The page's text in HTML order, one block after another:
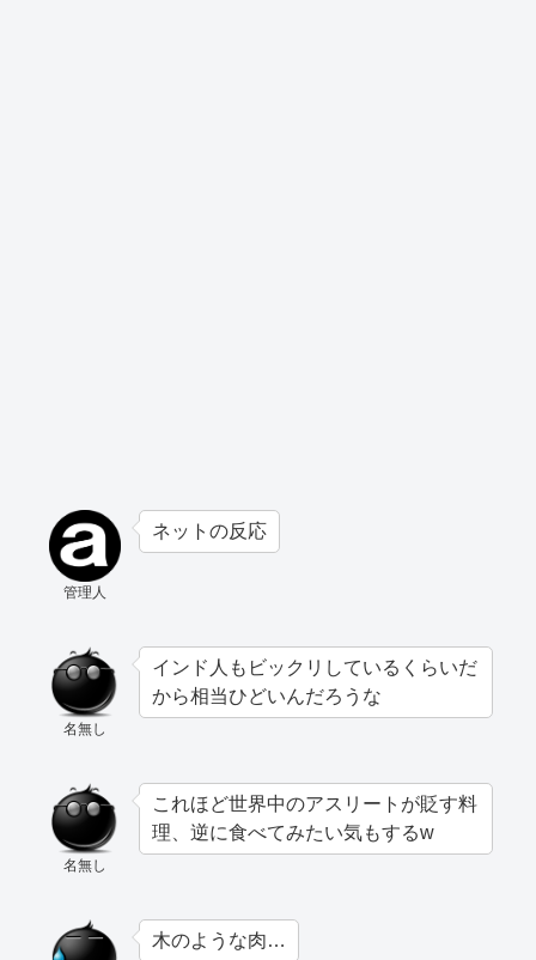
管理人
ネットの反応
名無し
インド人もビックリしているくらいだ
から相当ひどいんだろうな
名無し
これほど世界中のアスリートが貶す料
理、逆に食べてみたい気もするw
木のような肉…